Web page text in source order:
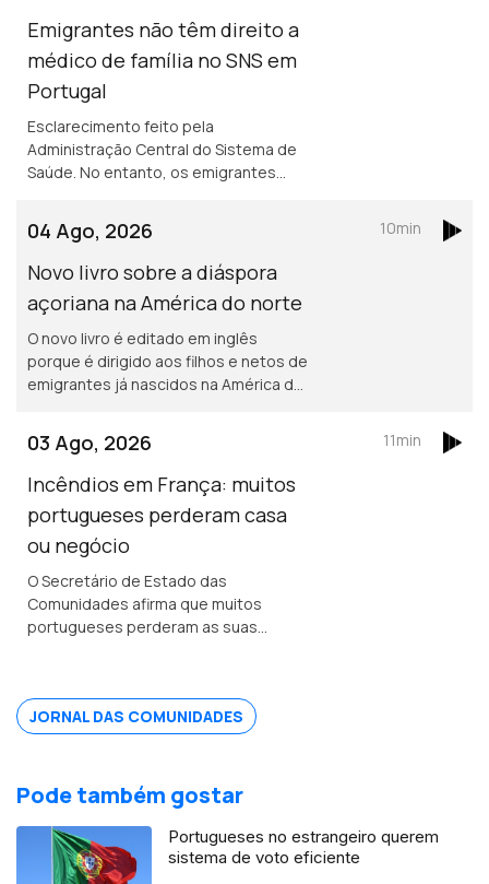
Emigrantes não têm direito a
médico de família no SNS em
Portugal
Esclarecimento feito pela
Administração Central do Sistema de
Saúde. No entanto, os emigrantes
04 Ago, 2026
Novo livro sobre a diáspora
açoriana na América do norte
O novo livro é editado em inglês
porque é dirigido aos filhos e netos de
emigrantes já nascidos na América do
durante uma semana, por causa dos
incêndios.
10min
03 Ago, 2026
Incêndios em França: muitos
portugueses perderam casa
ou negócio
O Secretário de Estado das
Comunidades afirma que muitos
portugueses perderam as suas
prejuizos.
11min
JORNAL DAS COMUNIDADES
Pode também gostar
Portugueses no estrangeiro querem
sistema de voto eficiente